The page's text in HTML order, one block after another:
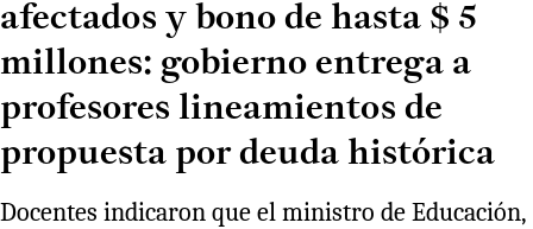
afectados y bono de hasta $ 5
millones: gobierno entrega a
profesores lineamientos de
propuesta por deuda histórica
Docentes indicaron que el ministro de Educación,